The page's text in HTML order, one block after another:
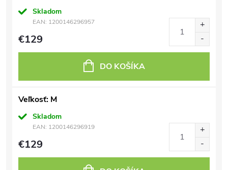
Skladom
EAN: 1200146296957
€129
DO KOŠÍKA
Veľkosť: M
Skladom
EAN: 1200146296919
€129